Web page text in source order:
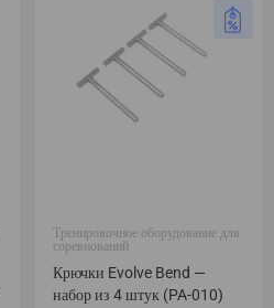
Тренировочное оборудование для
соревнований
Крючки Evolve Bend —
набор из 4 штук (PA-010)